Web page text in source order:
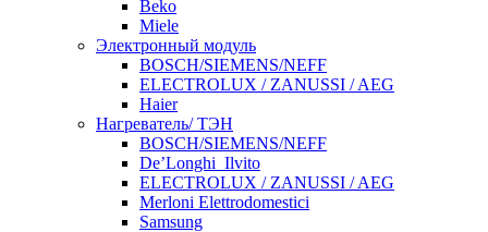
Beko
Miele
Электронный модуль
BOSCH/SIEMENS/NEFF
ELECTROLUX / ZANUSSI / AEG
Haier
Нагреватель/ ТЭН
BOSCH/SIEMENS/NEFF
De’Longhi_Ilvito
ELECTROLUX / ZANUSSI / AEG
Merloni Elettrodomestici
Samsung